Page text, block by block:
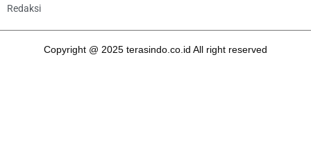
Redaksi
Copyright @ 2025 terasindo.co.id All right reserved